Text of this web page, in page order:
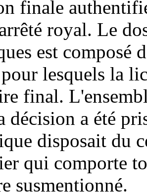
finale
royal. Le
est
lesquels la
final.
décision a été
disposait du
qui comporte
susmentionné.